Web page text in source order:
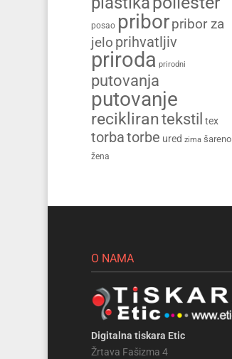
posao priborpribor za
jelo prihvatljiv
priroda prirodni
putovanja
putovanje
recikliran tekstil tex
torbatorbe ured zima šareno
žena
O NAMA
Digitalna tiskara Etic
Žrtava Fašizma 4